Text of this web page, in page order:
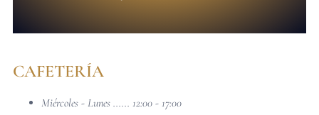
CAFETERÍA
Miércoles - Lunes ...... 12:00 - 17:00